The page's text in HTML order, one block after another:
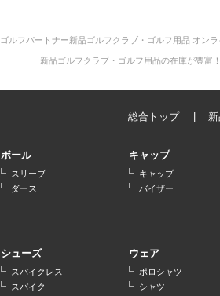
ゴルフパートナー新品ゴルフクラブ・ゴルフ用品 オン
新品ゴルフクラブ・ゴルフ用品の在庫が豊富
総合トップ
ボール
スリーブ
ダース
キャップ
キャップ
バイザー
シューズ
スパイクレス
スパイク
ウェア
ポロシャツ
シャツ